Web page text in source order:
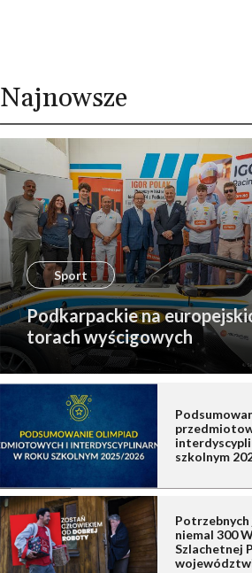
Najnowsze
Sport
Podkarpackie na
torach wyścigowych
szkolnym
niemal 300
Szlachetnej